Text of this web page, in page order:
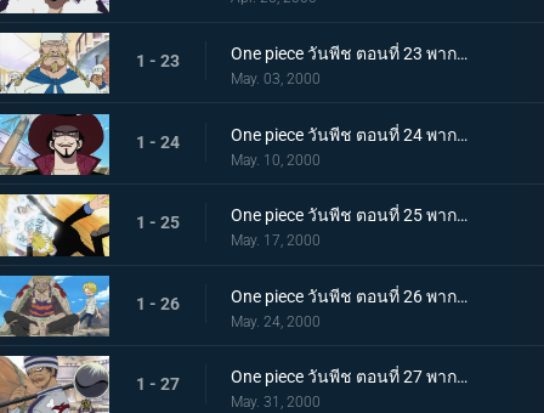
1 - 23 One piece วันพีช ตอนที่ 23 พากย์ไทย ปกป้องบาราติเอ้! โจรสลัดผู้ยิ่งใหญ่ เชฟขาแดง
May. 03, 2000
1 - 24 One piece วันพีช ตอนที่ 24 พากย์ไทย ตาเหยี่ยวมิฮอว์ก! นักดาบโซโลจมลงสู่ทะเล
May. 10, 2000
1 - 25 One piece วันพีช ตอนที่ 25 พากย์ไทย ลูกเตะมหากาฬ! ซันจิ ปะทะ กำแพงเหล็ก เพิร์ล!
May. 17, 2000
1 - 26 One piece วันพีช ตอนที่ 26 พากย์ไทย ความฝันของเซฟกับซันจิ ทะเลแห่งฝัน ออลบูล
May. 24, 2000
1 - 27 One piece วันพีช ตอนที่ 27 พากย์ไทย ปิศาจผู้เลือดเย็น กิง นายทัพใหญ่แห่งกองเรือโจรสลัด
May. 31, 2000